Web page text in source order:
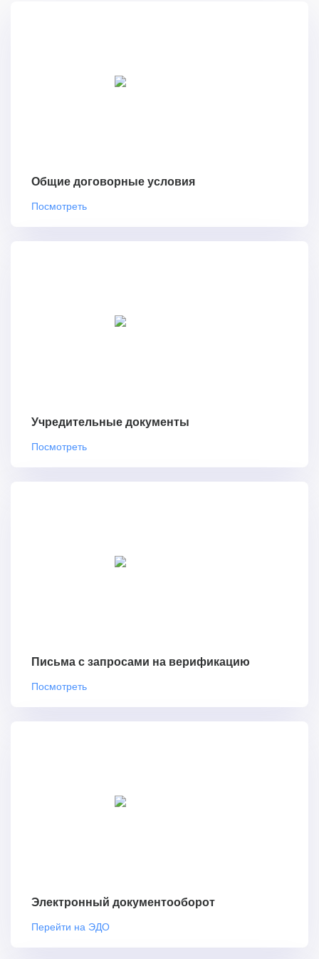
Общие договорные условия
Посмотреть
Учредительные документы
Посмотреть
Письма с запросами на верификацию
Посмотреть
Электронный документооборот
Перейти на ЭДО